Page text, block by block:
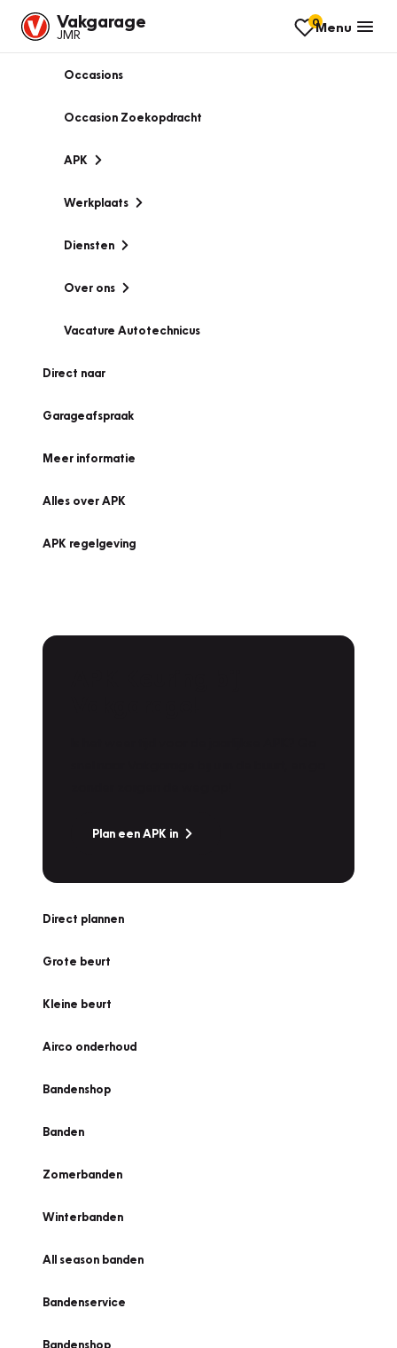
Vakgarage
JMR
0Menu
Occasions
Occasion Zoekopdracht
APK
Werkplaats
Diensten
Over ons
Vacature Autotechnicus
Direct naar
Garageafspraak
Meer informatie
Alles over APK
APK regelgeving
Plan een APK in
Direct plannen
Grote beurt
Kleine beurt
Airco onderhoud
Bandenshop
Banden
Zomerbanden
Winterbanden
All season banden
Bandenservice
Bandenshop